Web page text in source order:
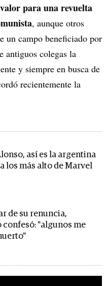
para una revuelta
, aunque otros
un campo beneficiado por
antiguos colegas la
y siempre en busca de
recientemente la
así es la argentina
los más alto de Marvel
de su renuncia,
confesó: "algunos me